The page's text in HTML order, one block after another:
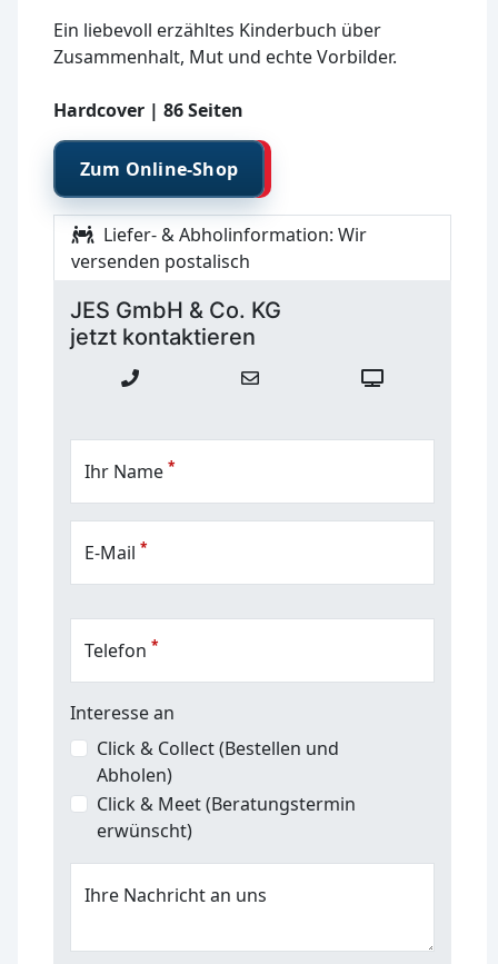
Ein liebevoll erzähltes Kinderbuch über
Zusammenhalt, Mut und echte Vorbilder.
Hardcover | 86 Seiten
Zum Online-Shop
Liefer- & Abholinformation: Wir
versenden postalisch
JES GmbH & Co. KG
jetzt kontaktieren
Ihr Name *
E-Mail *
Telefon *
Interesse an
Click & Collect (Bestellen und
Abholen)
Click & Meet (Beratungstermin
erwünscht)
Ihre Nachricht an uns